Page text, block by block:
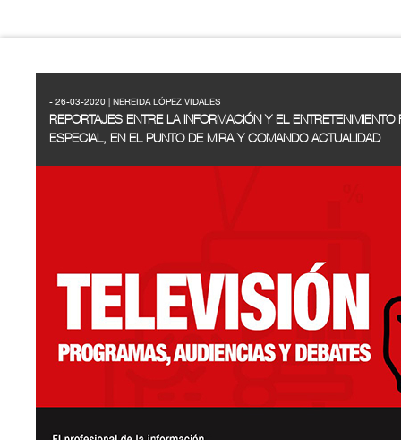
- 26-03-2020 | NEREIDA LÓPEZ VIDALES
REPORTAJES ENTRE LA INFORMACIÓN Y EL ENTRETENIMIENTO
ESPECIAL, EN EL PUNTO DE MIRA Y COMANDO ACTUALIDAD